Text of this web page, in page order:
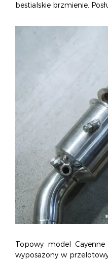
bestialskie brzmienie.
Topowy model
wyposażony w